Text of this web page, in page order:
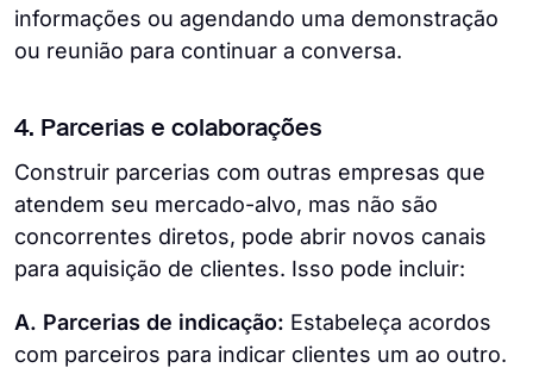
informações ou agendando uma demonstração
ou reunião para continuar a conversa.
4. Parcerias e colaborações
Construir parcerias com outras empresas que
atendem seu mercado-alvo, mas não são
concorrentes diretos, pode abrir novos canais
para aquisição de clientes. Isso pode incluir:
A. Parcerias de indicação: Estabeleça acordos
com parceiros para indicar clientes um ao outro.